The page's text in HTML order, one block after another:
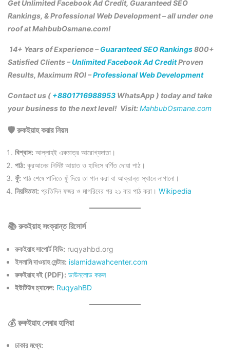
Get Unlimited Facebook Ad Credit, Guaranteed SEO
Rankings, & Professional Web Development – all under one
roof at MahbubOsmane.com!
14+ Years of Experience –Guaranteed SEO Rankings800+
Satisfied Clients –Unlimited Facebook Ad CreditProven
Results, Maximum ROI –Professional Web Development
Contact us ( +8801716988953 WhatsApp ) today and take
your business to the next level! Visit:MahbubOsmane.com
🛡️ রুকইয়াহ করার নিয়ম
বিশ্বাস: আল্লাহই একমাত্র আরোগ্যদাতা।
পাঠ: কুরআনের নির্দিষ্ট আয়াত ও হাদিসে বর্ণিত দোয়া পাঠ।
ফুঁ: পাঠ শেষে পানিতে ফুঁ দিয়ে তা পান করা বা আক্রান্ত স্থানে লাগানো।
নিয়মিততা: প্রতিদিন ফজর ও মাগরিবের পর ২১ বার পাঠ করা। Wikipedia
📚 রুকইয়াহ সংক্রান্ত রিসোর্স
রুকইয়াহ সাপোর্ট বিডি: ruqyahbd.org
ইসলামি দাওয়াহ সেন্টার: islamidawahcenter.com
রুকইয়াহ বই (PDF): ডাউনলোড করুন
ইউটিউব চ্যানেল: RuqyahBD
💰 রুকইয়াহ সেবার হাদিয়া
ঢাকার মধ্যে: